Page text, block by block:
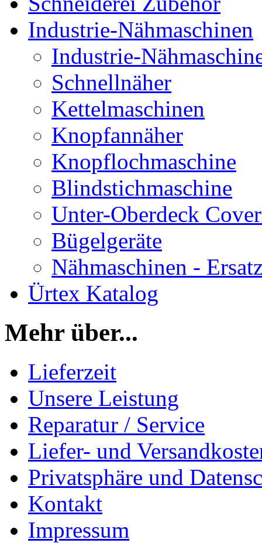
Industrie-Nähmaschinen
Industrie-
Schnellnäher
Kettelmaschinen
Knopfannäher
Knopflochmaschine
Blindstichmaschine
Unter-Oberdeck
Bügelgeräte
Nähmaschinen -
Ürtex Katalog
Mehr über...
Lieferzeit
Unsere Leistung
Reparatur / Service
Liefer- und
Privatsphäre und
Kontakt
Impressum